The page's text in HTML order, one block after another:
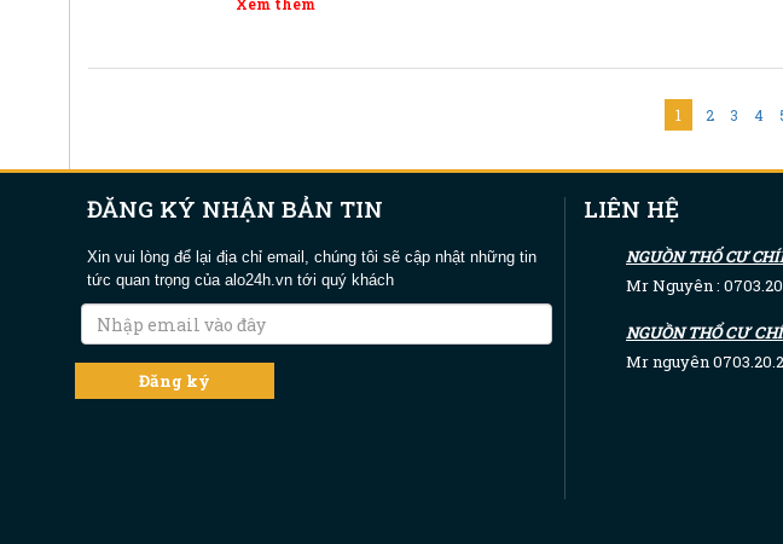
1 2 3 4
ĐĂNG KÝ NHẬN BẢN TIN
Xin vui lòng để lại địa chỉ email, chúng tôi sẽ cập nhật những tin
tức quan trọng của alo24h.vn tới quý khách
LIÊN HỆ
NGUỒN THỔ CƯ
Mr Nguyên :
NGUỒN THỔ CƯ
Mr nguyên